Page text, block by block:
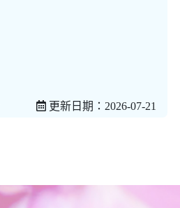
更新日期：2026-07-21